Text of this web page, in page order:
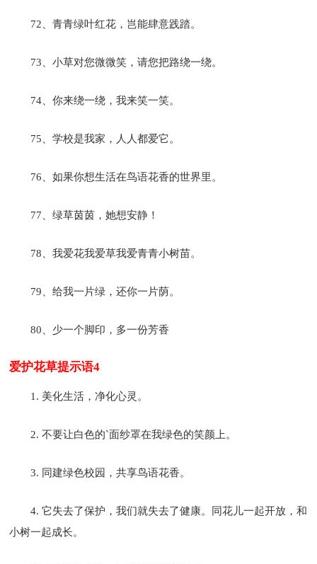
72、青青绿叶红花，岂能肆意践踏。
73、小草对您微微笑，请您把路绕一绕。
74、你来绕一绕，我来笑一笑。
75、学校是我家，人人都爱它。
76、如果你想生活在鸟语花香的世界里。
77、绿草茵茵，她想安静！
78、我爱花我爱草我爱青青小树苗。
79、给我一片绿，还你一片荫。
80、少一个脚印，多一份芳香
爱护花草提示语4
1. 美化生活，净化心灵。
2. 不要让白色的`面纱罩在我绿色的笑颜上。
3. 同建绿色校园，共享鸟语花香。
4. 它失去了保护，我们就失去了健康。同花儿一起开放，和
小树一起成长。